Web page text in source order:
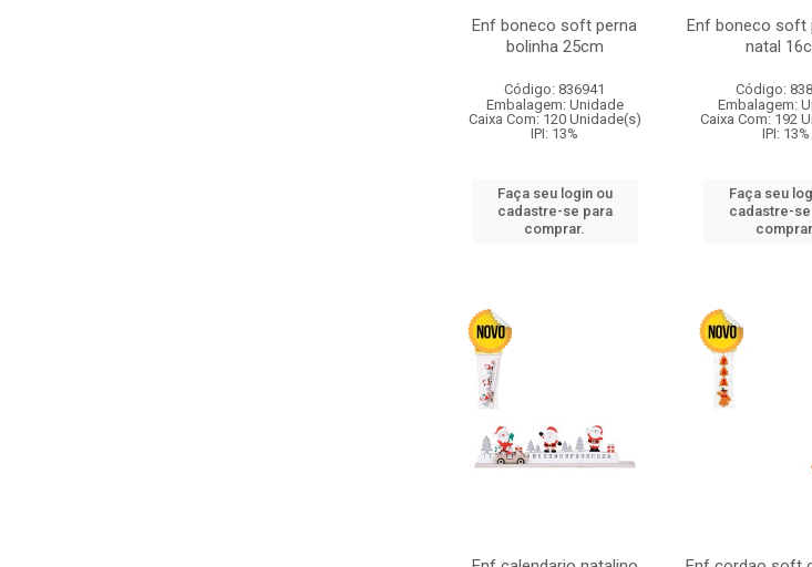
Enf boneco soft perna
bolinha 25cm
Código: 836941
Embalagem: Unidade
Caixa Com: 120 Unidade(s)
IPI: 13%
Faça seu login ou
cadastre-se para
comprar.
Enf boneco soft
natal
Código:
Embalagem:
Caixa Com: 192
IPI: 13%
Faça seu
cadastre-